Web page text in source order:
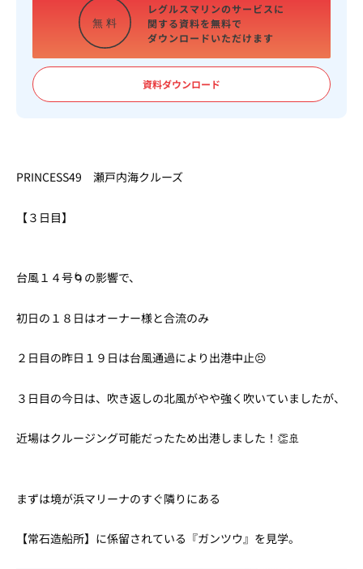
無 料
レグルスマリンのサービスに
関する資料を無料で
ダウンロードいただけます
資料ダウンロード
PRINCESS49 瀬戸内海クルーズ
【３日目】
台風１４号🌀の影響で、
初日の１８日はオーナー様と合流のみ
２日目の昨日１９日は台風通過により出港中止😣
３日目の今日は、吹き返しの北風がやや強く吹いていましたが、
近場はクルージング可能だったため出港しました！👏🚢
まずは境が浜マリーナのすぐ隣りにある
【常石造船所】に係留されている『ガンツウ』を見学。